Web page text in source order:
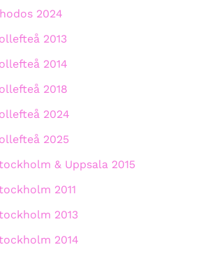
2024
2013
2014
2018
2024
2025
& Uppsala 2015
2011
2013
2014